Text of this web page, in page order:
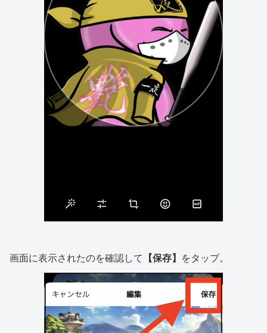
画面に表示されたのを確認して 【保存】 をタップ。